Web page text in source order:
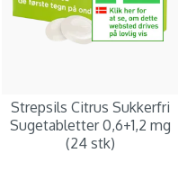
Strepsils Citrus Sukkerfri
Sugetabletter 0,6+1,2 mg
(24 stk)